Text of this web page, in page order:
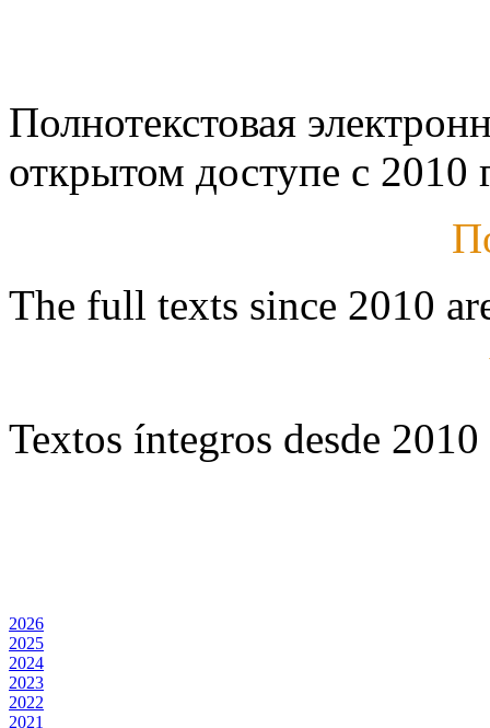
Полнотекстовая
открытом доступе с 2010
The full texts since 2010
Textos íntegros desde
2026
2025
2024
2023
2022
2021